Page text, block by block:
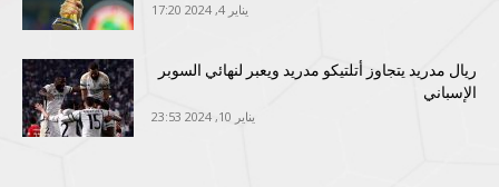
يناير 4, 2024 17:20
ريال مدريد يتجاوز أتلتيكو مدريد ويعبر لنهائي السوبر
الإسباني
يناير 10, 2024 23:53